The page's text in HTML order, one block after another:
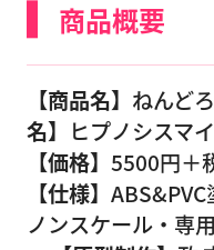
商品概要
【商品名】 ねんど
名】 ヒプノシスマ
【価格】 5500円＋
【仕様】
ノンスケール・専